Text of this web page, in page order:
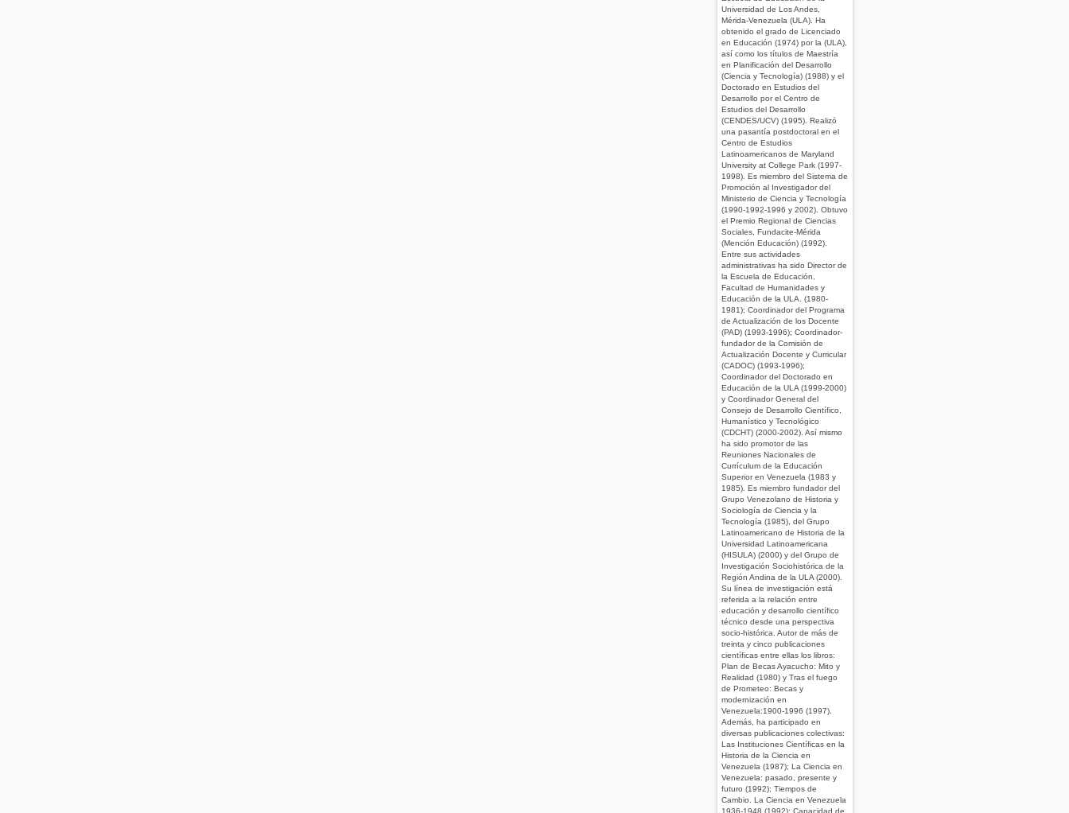
Universidad de Los Andes,
Mérida-Venezuela (ULA). Ha
obtenido el grado de Licenciado
en Educación (1974) por la (ULA),
así como los títulos de Maestría
en Planificación del Desarrollo
(Ciencia y Tecnología) (1988) y el
Doctorado en Estudios del
Desarrollo por el Centro de
Estudios del Desarrollo
(CENDES/UCV) (1995). Realizó
una pasantía postdoctoral en el
Centro de Estudios
Latinoamericanos de Maryland
University at College Park (1997-
1998). Es miembro del Sistema de
Promoción al Investigador del
Ministerio de Ciencia y Tecnología
(1990-1992-1996 y 2002). Obtuvo
el Premio Regional de Ciencias
Sociales, Fundacite-Mérida
(Mención Educación) (1992).
Entre sus actividades
administrativas ha sido Director de
la Escuela de Educación,
Facultad de Humanidades y
Educación de la ULA. (1980-
1981); Coordinador del Programa
de Actualización de los Docente
(PAD) (1993-1996); Coordinador-
fundador de la Comisión de
Actualización Docente y Curricular
(CADOC) (1993-1996);
Coordinador del Doctorado en
Educación de la ULA (1999-2000)
y Coordinador General del
Consejo de Desarrollo Científico,
Humanístico y Tecnológico
(CDCHT) (2000-2002). Así mismo
ha sido promotor de las
Reuniones Nacionales de
Currículum de la Educación
Superior en Venezuela (1983 y
1985). Es miembro fundador del
Grupo Venezolano de Historia y
Sociología de Ciencia y la
Tecnología (1985), del Grupo
Latinoamericano de Historia de la
Universidad Latinoamericana
(HISULA) (2000) y del Grupo de
Investigación Sociohistórica de la
Región Andina de la ULA (2000).
Su línea de investigación está
referida a la relación entre
educación y desarrollo científico
técnico desde una perspectiva
socio-histórica. Autor de más de
treinta y cinco publicaciones
científicas entre ellas los libros:
Plan de Becas Ayacucho: Mito y
Realidad (1980) y Tras el fuego
de Prometeo: Becas y
modernización en
Venezuela:1900-1996 (1997).
Además, ha participado en
diversas publicaciones colectivas:
Las Instituciones Científicas en la
Historia de la Ciencia en
Venezuela (1987); La Ciencia en
Venezuela: pasado, presente y
futuro (1992); Tiempos de
Cambio. La Ciencia en Venezuela
1936-1948 (1992); Capacidad de